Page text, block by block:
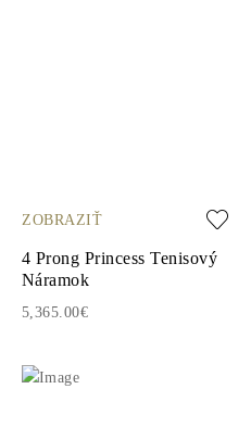
ZOBRAZIŤ
4 Prong Princess Tenisový
Náramok
5,365.00€